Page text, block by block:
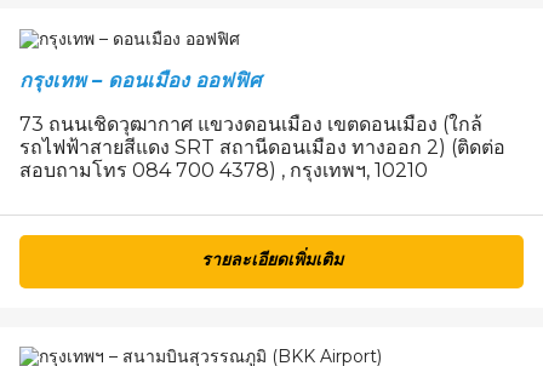
กรุงเทพ – ดอนเมือง ออฟฟิศ
73 ถนนเชิดวุฒากาศ แขวงดอนเมือง เขตดอนเมือง (ใกล้
รถไฟฟ้าสายสีแดง SRT สถานีดอนเมือง ทางออก 2) (ติดต่อ
สอบถามโทร 084 700 4378) , กรุงเทพฯ, 10210
รายละเอียดเพิ่มเติม